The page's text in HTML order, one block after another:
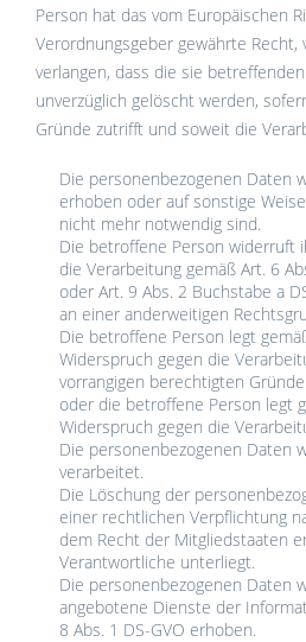
Person hat das vom Europäischen
Verordnungsgeber gewährte
verlangen, dass die sie
unverzüglich gelöscht werden,
Gründe zutrifft und soweit die
Die personenbezogenen Daten
erhoben oder auf sonstige
nicht mehr notwendig sind.
Die betroffene Person widerruft
die Verarbeitung gemäß Art. 6
oder Art. 9 Abs. 2 Buchstabe a
an einer anderweitigen
Die betroffene Person legt
Widerspruch gegen die
vorrangigen berechtigten
oder die betroffene Person legt
Widerspruch gegen die
Die personenbezogenen Daten
verarbeitet.
Die Löschung der
einer rechtlichen Verpflichtung
dem Recht der Mitgliedstaaten
Verantwortliche unterliegt.
Die personenbezogenen Daten
angebotene Dienste der
8 Abs. 1 DS-GVO erhoben.